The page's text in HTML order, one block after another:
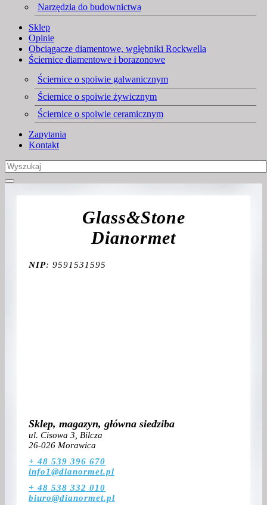
Narzędzia do budownictwa
Sklep
Opinie
Obciągacze diamentowe, wgłębniki Rockwella
Ściernice diamentowe i borazonowe
Ściernice o spoiwie galwanicznym
Ściernice o spoiwie żywicznym
Ściernice o spoiwie ceramicznym
Zapytania
Kontakt
Glass&Stone
Dianormet
NIP: 9591531595
Sklep, magazyn, główna siedziba
ul. Cisowa 3, Bilcza
26-026 Morawica
+ 48 539 396 670
info1@dianormet.pl
+ 48 538 332 010
biuro@dianormet.pl